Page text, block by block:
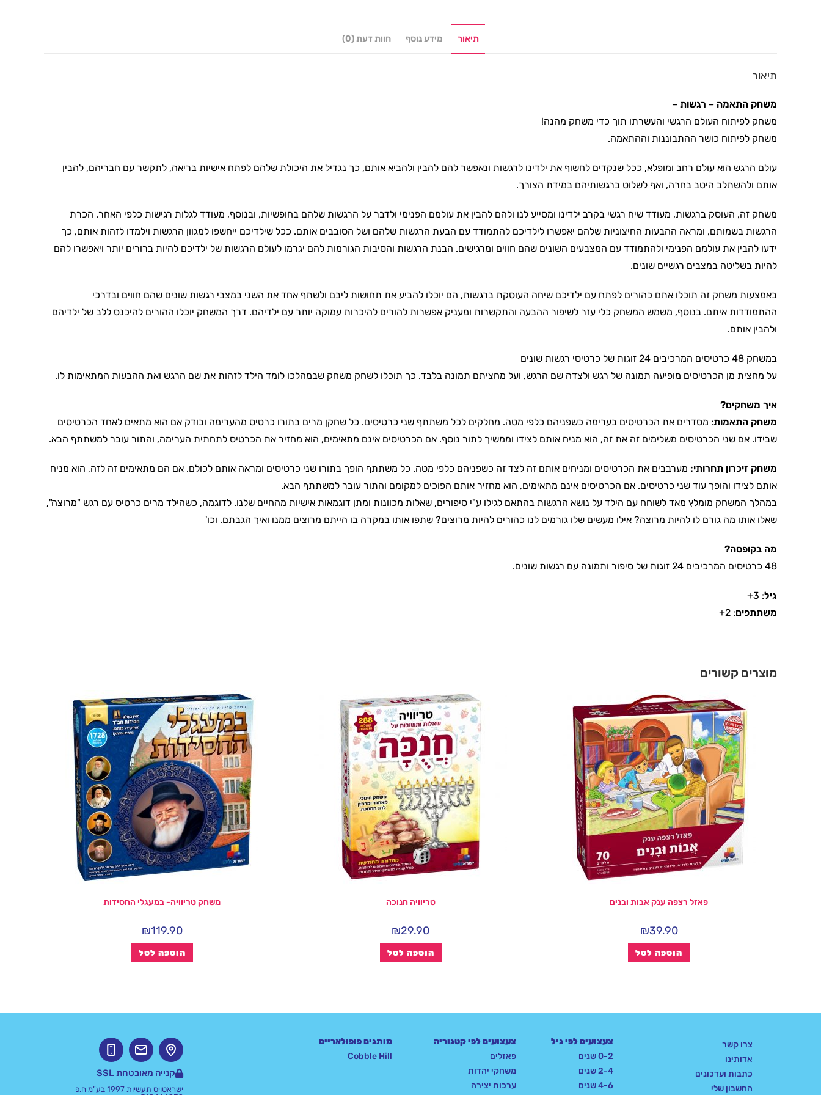
תיאור מידע נוסף חוות דעת (0)
תיאור
משחק התאמה – רגשות –
משחק לפיתוח העולם הרגשי והעשרתו תוך כדי משחק מהנה!
משחק לפיתוח כושר ההתבוננות וההתאמה.
עולם הרגש הוא עולם רחב ומופלא, ככל שנקדים לחשוף את ילדינו לרגשות ונאפשר להם להבין ולהביא אותם, כך נגדיל את היכולת שלהם לפתח אישיות בריאה, לתקשר עם חבריהם, להבין
אותם ולהשתלב היטב בחרה, ואף לשלוט ברגשותיהם במידת הצורך.
משחק זה, העוסק ברגשות, מעודד שיח רגשי בקרב ילדינו ומסייע לנו ולהם להבין את עולמם הפנימי ולדבר על הרגשות שלהם בחופשיות, ובנוסף, מעודד לגלות רגישות כלפי האחר. הכרת
הרגשות בשמותם, ומראה ההבעות החיצוניות שלהם יאפשרו לילדיכם להתמודד עם הבעת הרגשות שלהם ושל הסובבים אותם. ככל שילדיכם ייחשפו למגוון הרגשות וילמדו לזהות אותם, כך
ידעו להבין את עולמם הפנימי ולהתמודד עם המצבעים השונים שהם חווים ומרגישים. הבנת הרגשות והסיבות הגורמות להם יגרמו לעולם הרגשות של ילדיכם להיות ברורים יותר ויאפשרו להם
להיות בשליטה במצבים רגשיים שונים.
באמצעות משחק זה תוכלו אתם כהורים לפתח עם ילדיכם שיחה העוסקת ברגשות, הם יוכלו להביע את תחושות ליבם ולשתף אחד את השני במצבי רגשות שונים שהם חווים ובדרכי
ההתמודדות איתם. בנוסף, משמש המשחק כלי עזר לשיפור ההבעה והתקשרות ומעניק אפשרות להורים להיכרות עמוקה יותר עם ילדיהם. דרך המשחק יוכלו ההורים להיכנס ללב של ילדיהם
ולהבין אותם.
במשחק 48 כרטיסים המרכיבים 24 זוגות של כרטיסי רגשות שונים
על מחצית מן הכרטיסים מופיעה תמונה של רגש ולצדה שם הרגש, ועל מחציתם תמונה בלבד. כך תוכלו לשחק משחק שבמהלכו לומד הילד לזהות את שם הרגש ואת ההבעות המתאימות לו.
איך משחקים?
משחק התאמות: מסדרים את הכרטיסים בערימה כשפניהם כלפי מטה. מחלקים לכל משתתף שני כרטיסים. כל שחקן מרים בתורו כרטיס מהערימה ובודק אם הוא מתאים לאחד הכרטיסים
שבידו. אם שני הכרטיסים משלימים זה את זה, הוא מניח אותם לצידו וממשיך לתור נוסף. אם הכרטיסים אינם מתאימים, הוא מחזיר את הכרטיס לתחתית הערימה, והתור עובר למשתתף הבא.
משחק זיכרון תחרותי: מערבבים את הכרטיסים ומניחים אותם זה לצד זה כשפניהם כלפי מטה. כל משתתף הופך בתורו שני כרטיסים ומראה אותם לכולם. אם הם מתאימים זה לזה, הוא מניח
אותם לצידו והופך עוד שני כרטיסים. אם הכרטיסים אינם מתאימים, הוא מחזיר אותם הפוכים למקומם והתור עובר למשתתף הבא.
במהלך המשחק מומלץ מאד לשוחח עם הילד על נושא הרגשות בהתאם לגילו ע"י סיפורים, שאלות מכוונות ומתן דוגמאות אישיות מהחיים שלנו. לדוגמה, כשהילד מרים כרטיס עם רגש "מרוצה",
שאלו אותו מה גורם לו להיות מרוצה? אילו מעשים שלו גורמים לנו כהורים להיות מרוצים? שתפו אותו במקרה בו הייתם מרוצים ממנו ואיך הגבתם. וכו'
מה בקופסה?
48 כרטיסים המרכיבים 24 זוגות של סיפור ותמונה עם רגשות שונים.
גיל: 3+
משתתפים: 2+
מוצרים קשורים
פאזל רצפה ענק אבות ובנים
₪39.90
הוספה לסל
טריוויה חנוכה
₪29.90
הוספה לסל
משחק טריוויה- במעגלי החסידות
₪119.90
הוספה לסל
צרו קשר
אדותינו
כתבות ועדכונים
החשבון שלי
צעצועים לפי גיל
0-2 שנים
2-4 שנים
4-6 שנים
צעצועים לפי קטגוריה
פאזלים
משחקי יהדות
ערכות יצירה
מותגים פופולאריים
Cobble Hill
קנייה מאובטחת SSL
ישראטויס תעשיות 1997 בע"מ ח.פ